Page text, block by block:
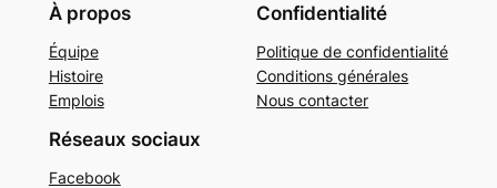
À propos
Équipe
Histoire
Emplois
Confidentialité
Politique de confidentialité
Conditions générales
Nous contacter
Réseaux sociaux
Facebook